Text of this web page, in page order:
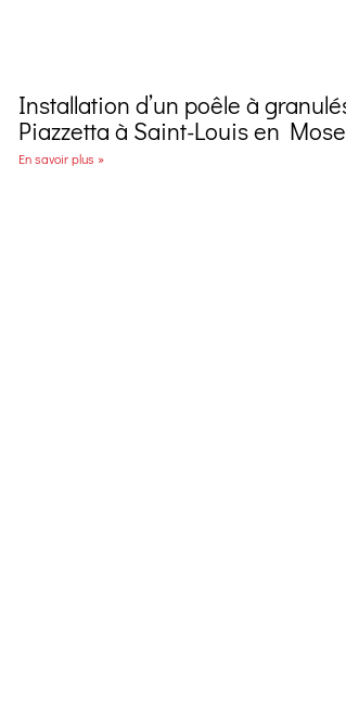
Installation d’un poêle à
Piazzetta à Saint-Louis en
En savoir plus »